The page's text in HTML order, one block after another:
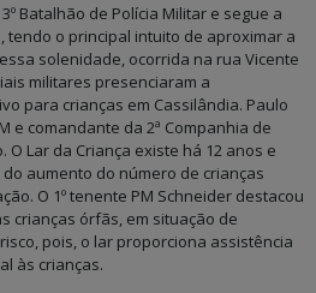
Batalhão de Polícia Militar e segue a
o principal intuito de aproximar a
solenidade, ocorrida na rua Vicente
militares presenciaram a
para crianças em Cassilândia. Paulo
e comandante da 2ª Companhia de
O Lar da Criança existe há 12 anos e
aumento do número de crianças
O 1º tenente PM Schneider destacou
crianças órfãs, em situação de
pois, o lar proporciona assistência
às crianças.